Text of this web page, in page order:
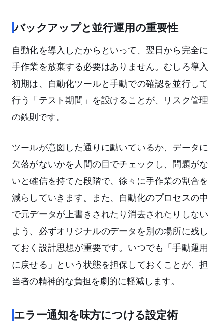
バックアップと並行運用の重要性
自動化を導入したからといって、翌日から完全に
手作業を放棄する必要はありません。むしろ導入
初期は、自動化ツールと手動での確認を並行して
行う「テスト期間」を設けることが、リスク管理
の鉄則です。
ツールが意図した通りに動いているか、データに
欠落がないかを人間の目でチェックし、問題がな
いと確信を持てた段階で、徐々に手作業の割合を
減らしていきます。また、自動化のプロセスの中
で元データが上書きされたり消去されたりしない
よう、必ずオリジナルのデータを別の場所に残し
ておく設計思想が重要です。いつでも「手動運用
に戻せる」という状態を担保しておくことが、担
当者の精神的な負担を劇的に軽減します。
エラー通知を味方につける設定術